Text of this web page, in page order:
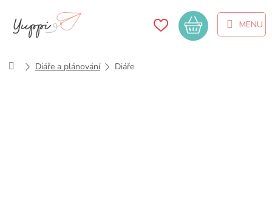
obsah
Nákupní
košík
DomůDiáře a plánování Diáře